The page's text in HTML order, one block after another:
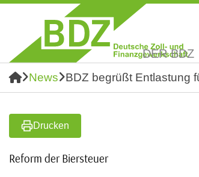
DER BDZ
News BDZ begrüßt Entlastung
Drucken
Reform der Biersteuer